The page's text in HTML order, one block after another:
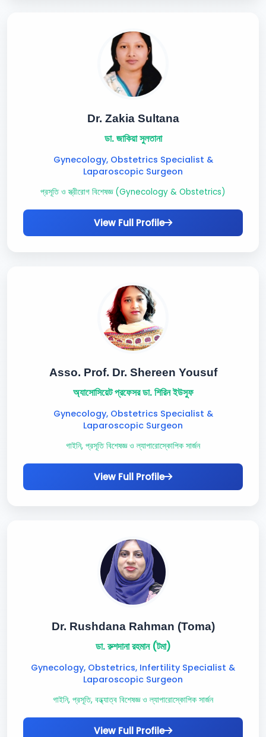
Dr. Zakia Sultana
ডা. জাকিয়া সুলতানা
Gynecology, Obstetrics Specialist &
Laparoscopic Surgeon
প্রসূতি ও স্ত্রীরোগ বিশেষজ্ঞ (Gynecology & Obstetrics)
View Full Profile
Asso. Prof. Dr. Shereen Yousuf
অ্যাসোসিয়েট প্রফেসর ডা. শিরিন ইউসুফ
Gynecology, Obstetrics Specialist &
Laparoscopic Surgeon
গাইনি, প্রসূতি বিশেষজ্ঞ ও ল্যাপারোস্কোপিক সার্জন
View Full Profile
Dr. Rushdana Rahman (Toma)
ডা. রুশদানা রহমান (টমা)
Gynecology, Obstetrics, Infertility Specialist &
Laparoscopic Surgeon
গাইনি, প্রসূতি, বন্ধ্যাত্ব বিশেষজ্ঞ ও ল্যাপারোস্কোপিক সার্জন
View Full Profile